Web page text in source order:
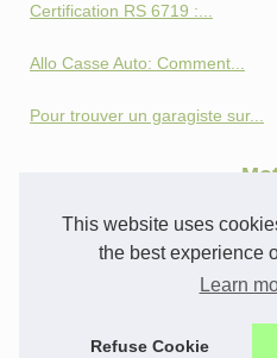
This website uses
the best experience
Learn
Refuse Cookie
Certification RS 6719 :...
Allo Casse Auto: Comment...
Pour trouver un garagiste sur...
Perspectives et innovations :...
Le Piaggio One + : La...
La marque de moto électrique...